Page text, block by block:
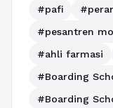
#pafi
#pesantren
#ahli farmasi
#Boarding
#Boarding